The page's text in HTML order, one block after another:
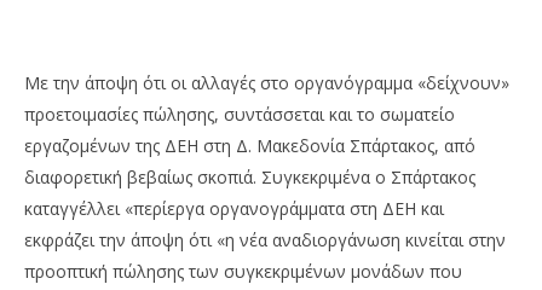
Με την άποψη ότι οι αλλαγές στο οργανόγραμμα «δείχνουν»
προετοιμασίες πώλησης, συντάσσεται και το σωματείο
εργαζομένων της ΔΕΗ στη Δ. Μακεδονία Σπάρτακος, από
διαφορετική βεβαίως σκοπιά. Συγκεκριμένα ο Σπάρτακος
καταγγέλλει «περίεργα οργανογράμματα στη ΔΕΗ και
εκφράζει την άποψη ότι «η νέα αναδιοργάνωση κινείται στην
προοπτική πώλησης των συγκεκριμένων μονάδων που